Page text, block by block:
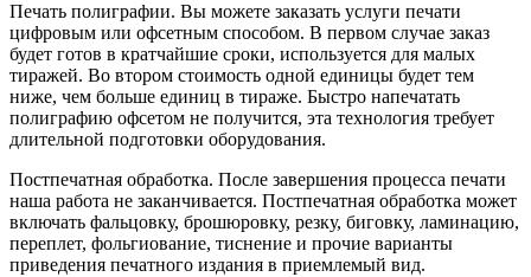
Печать полиграфии. Вы можете заказать услуги печати
цифровым или офсетным способом. В первом случае заказ
будет готов в кратчайшие сроки, используется для малых
тиражей. Во втором стоимость одной единицы будет тем
ниже, чем больше единиц в тираже. Быстро напечатать
полиграфию офсетом не получится, эта технология требует
длительной подготовки оборудования.
Постпечатная обработка. После завершения процесса печати
наша работа не заканчивается. Постпечатная обработка может
включать фальцовку, брошюровку, резку, биговку, ламинацию,
переплет, фольгиование, тиснение и прочие варианты
приведения печатного издания в приемлемый вид.